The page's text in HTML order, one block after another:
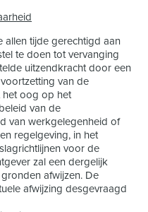
allen tijde gerechtigd aan
te doen tot vervanging
uitzendkracht door een
van de
het oog op het
van de
van werkgelegenheid of
regelgeving, in het
voor de
zal een dergelijk
afwijzen. De
afwijzing desgevraagd